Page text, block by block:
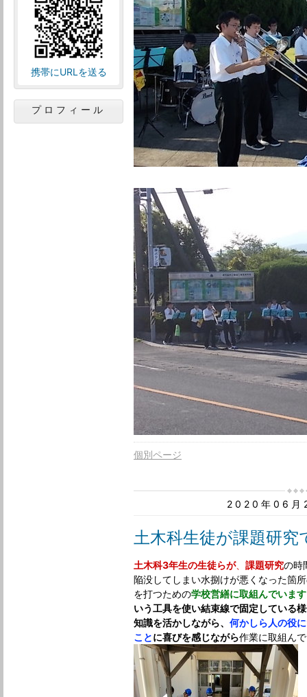
個別ページ
2020年06月
土木科生徒が課題研究
土木科3年生の生徒らが、 課題研究の時
陥没してしまい水捌けが悪くなった箇
を打つための学校営繕に取組んでいます
いう工具を使い結束線で固定している
知識を活かしながら、 何かしら人の役
ことに喜びを感じながら作業に取組ん
携帯にURLを送る
プロフィール